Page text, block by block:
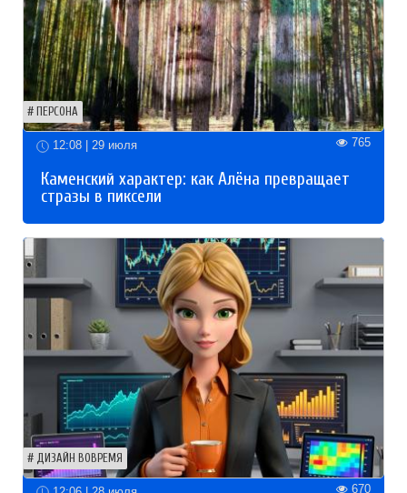
ПЕРСОНА
12:08 | 29 июля 765
Каменский характер: как Алёна превращает
стразы в пиксели
ДИЗАЙН ВОВРЕМЯ
670